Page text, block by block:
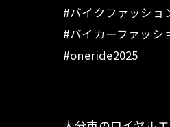
#バイクファッショ
#バイカーファッシ
#oneride2025